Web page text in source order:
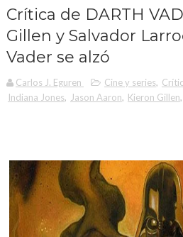
Crítica de DARTH
Gillen y Salvador
Vader se alzó
Carlos J. Eguren Cine y series,
Indiana Jones, Jason Aaron, Kieron Gillen,